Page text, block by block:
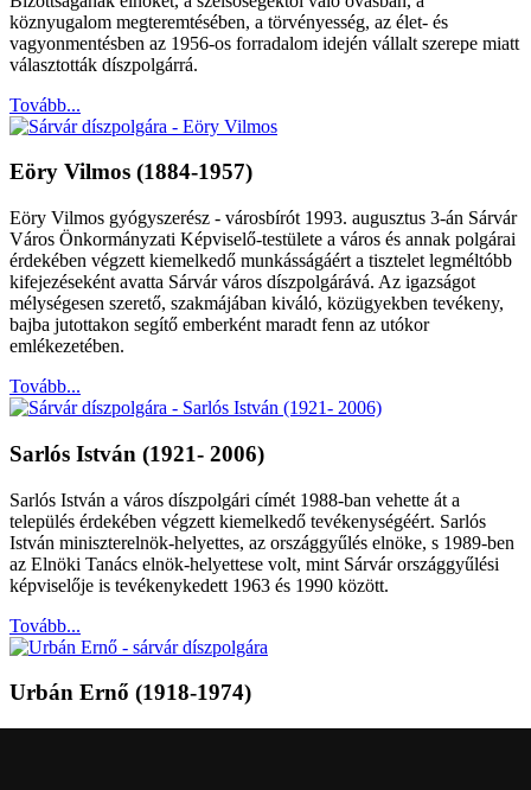
köznyugalom megteremtésében, a törvényesség, az élet- és
vagyonmentésben az 1956-os forradalom idején vállalt szerepe miatt
választották díszpolgárrá.
Tovább...
Eöry Vilmos (1884-1957)
Eöry Vilmos gyógyszerész - városbírót 1993. augusztus 3-án Sárvár
Város Önkormányzati Képviselő-testülete a város és annak polgárai
érdekében végzett kiemelkedő munkásságáért a tisztelet legméltóbb
kifejezéseként avatta Sárvár város díszpolgárává. Az igazságot
mélységesen szerető, szakmájában kiváló, közügyekben tevékeny,
bajba jutottakon segítő emberként maradt fenn az utókor
emlékezetében.
Tovább...
Sarlós István (1921- 2006)
Sarlós István a város díszpolgári címét 1988-ban vehette át a
település érdekében végzett kiemelkedő tevékenységéért. Sarlós
István miniszterelnök-helyettes, az országgyűlés elnöke, s 1989-ben
az Elnöki Tanács elnök-helyettese volt, mint Sárvár országgyűlési
képviselője is tevékenykedett 1963 és 1990 között.
Tovább...
Urbán Ernő (1918-1974)